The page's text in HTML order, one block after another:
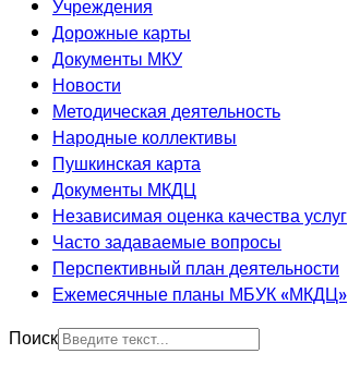
Учреждения
Дорожные карты
Документы МКУ
Новости
Методическая деятельность
Народные коллективы
Пушкинская карта
Документы МКДЦ
Независимая оценка качества услуг
Часто задаваемые вопросы
Перспективный план деятельности
Ежемесячные планы МБУК «МКДЦ»
Поиск